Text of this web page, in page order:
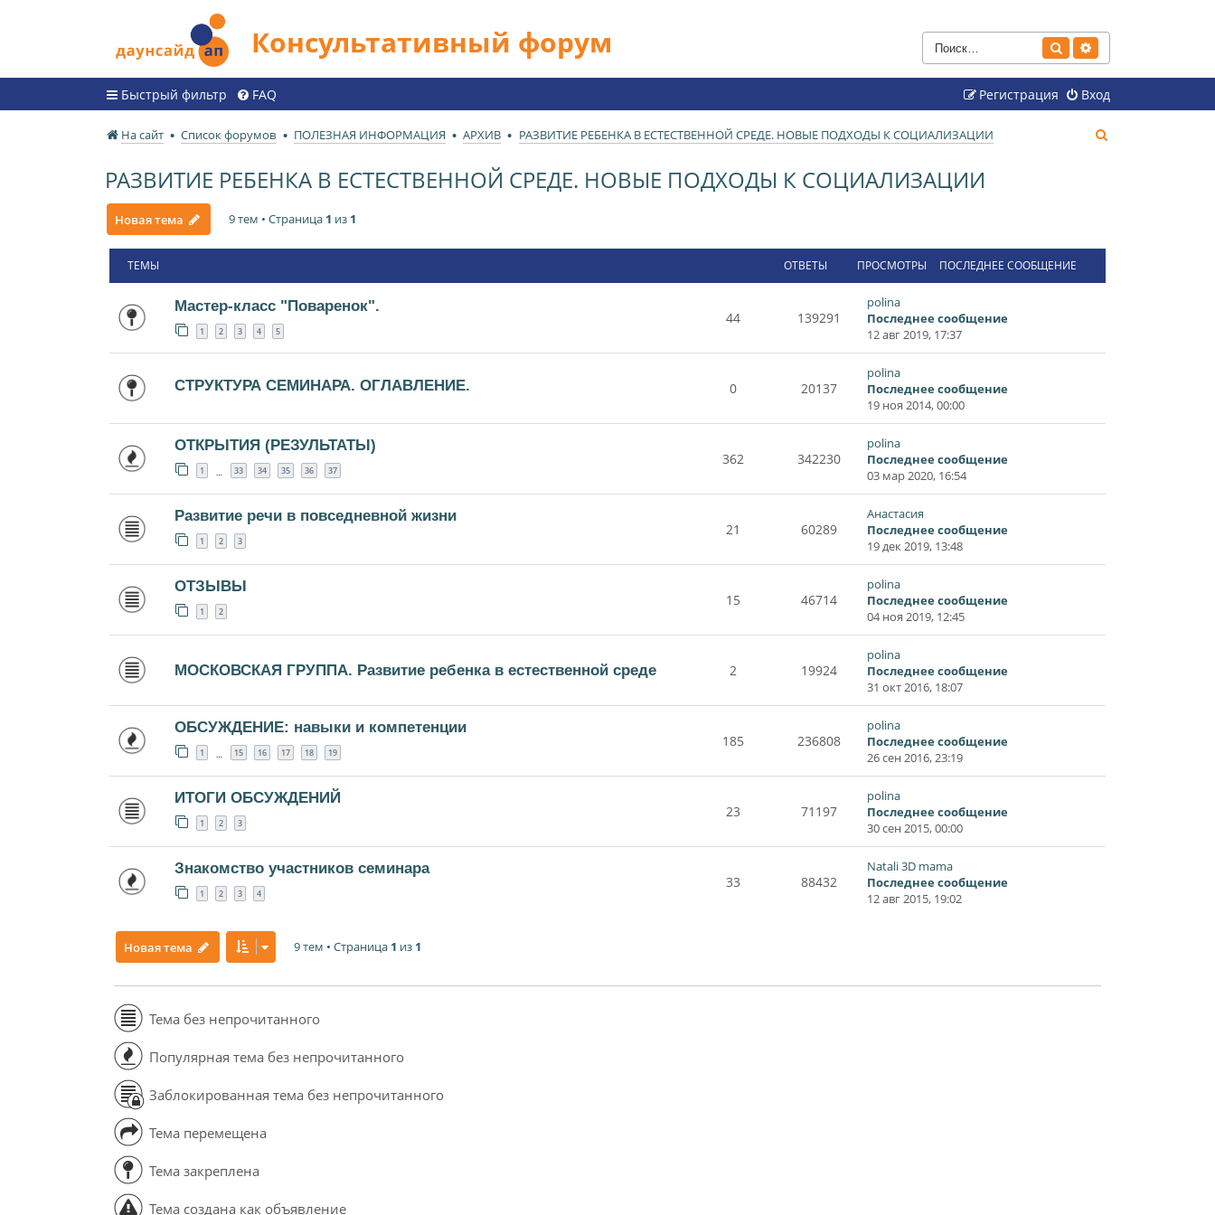
Консультативный форум Поиск
Быстрый фильтр FAQ Вход
Регистрация
На сайт Список форумов ПОЛЕЗНАЯ ИНФОРМАЦИЯ АРХИВ РАЗВИТИЕ РЕБЕНКА В ЕСТЕСТВЕННОЙ СРЕДЕ. НОВЫЕ ПОДХОДЫ К СОЦИАЛИЗАЦИИ
РАЗВИТИЕ РЕБЕНКА В ЕСТЕСТВЕННОЙ СРЕДЕ. НОВЫЕ ПОДХОДЫ К СОЦИАЛИЗАЦИИ
Новая тема 9 тем • Страница 1 из 1
ТЕМЫ ОТВЕТЫ ПРОСМОТРЫ ПОСЛЕДНЕЕ СООБЩЕНИЕ
Мастер-класс "Поваренок".
1 2 3 4 5
44 139291
polina
Последнее сообщение
12 авг 2019, 17:37
СТРУКТУРА СЕМИНАРА. ОГЛАВЛЕНИЕ. 0 20137
polina
Последнее сообщение
19 ноя 2014, 00:00
ОТКРЫТИЯ (РЕЗУЛЬТАТЫ)
1 33 34 35 36 37
362 342230
polina
Последнее сообщение
03 мар 2020, 16:54
Развитие речи в повседневной жизни
1 2 3
21 60289
Анастасия
Последнее сообщение
19 дек 2019, 13:48
ОТЗЫВЫ
1 2
15 46714
polina
Последнее сообщение
04 ноя 2019, 12:45
МОСКОВСКАЯ ГРУППА. Развитие ребенка в естественной среде 2 19924
polina
Последнее сообщение
31 окт 2016, 18:07
ОБСУЖДЕНИЕ: навыки и компетенции
1 15 16 17 18 19
185 236808
polina
Последнее сообщение
26 сен 2016, 23:19
ИТОГИ ОБСУЖДЕНИЙ
1 2 3
23 71197
polina
Последнее сообщение
30 сен 2015, 00:00
Знакомство участников семинара
1 2 3 4
33 88432
Natali 3D mama
Последнее сообщение
12 авг 2015, 19:02
Новая тема 9 тем • Страница 1 из 1
Тема без непрочитанного
Популярная тема без непрочитанного
Заблокированная тема без непрочитанного
Тема перемещена
Тема закреплена
Тема создана как объявление